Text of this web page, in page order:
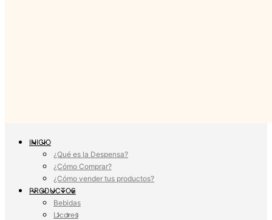
INICIO
¿Qué es la Despensa?
¿Cómo Comprar?
¿Cómo vender tus productos?
PRODUCTOS
Bebidas
Licores